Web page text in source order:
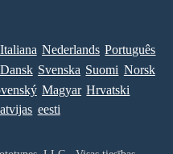
Italiana Nederlands Português
Dansk Svenska Suomi Norsk
Magyar Hrvatski
eesti